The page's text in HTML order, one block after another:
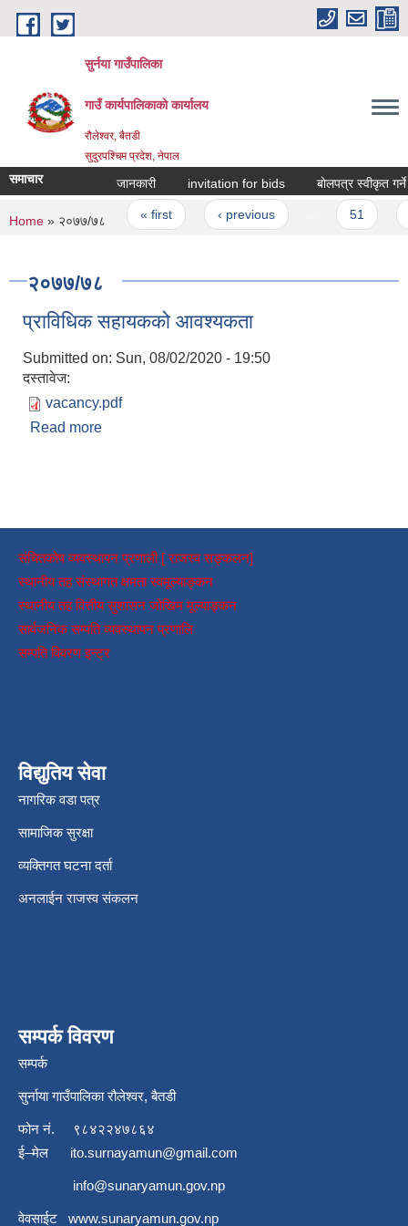
Skip to main content
सुर्नया गाउँपालिका
गाउँ कार्यपालिकाकाे कार्यालय
रौलेश्वर, बैतडी
सुदुरपश्चिम प्रदेश, नेपाल
समाचार जानकारी invitation for bids बोलपत्र स्वीकृत
Pages
« first ‹ previous 51
You are here
Home » २०७७/७८
२०७७/७८
प्राविधिक सहायकको आवश्यकता
Submitted on: Sun, 08/02/2020 - 19:50
दस्तावेज:
vacancy.pdf
Read more
संचितकोष व्यवस्थापन प्रणाली [ राजस्व सङ्कलन]
स्थानीय तह संस्थागत क्षमता स्वमूल्याङ्कन
स्थानीय तह वित्तीय सुशासन जोखिम मूल्याङ्कन
सार्वजनिक सम्पति व्यवस्थापन प्रणालि
सम्पति विवरण इन्ट्र
विद्युतिय सेवा
नागरिक वडा पत्र
सामाजिक सुरक्षा
व्यक्तिगत घटना दर्ता
अनलाईन राजस्व संकलन
सम्पर्क विवरण
सम्पर्क
सुर्नाया गाउँपालिका रौलेश्वर, बैतडी
फोन नं.
९८४२२४७८६४
ई–मेल ito.surnayamun@gmail.com
info@sunaryamun.gov.np
वेवसाईट www.sunaryamun.gov.np